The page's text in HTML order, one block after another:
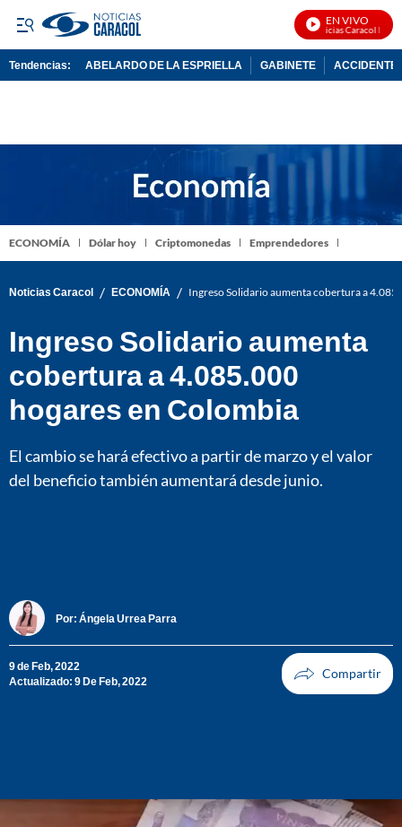
EN VIVO
Noticias Caracol En
Tendencias: ABELARDO DE LA ESPRIELLA GABINETE ACCIDENTE
ECONOMÍA Dólar hoy Criptomonedas Emprendedores
Noticias Caracol / ECONOMÍA / Ingreso Solidario aumenta cobertura a
Ingreso Solidario aumenta
cobertura a 4.085.000
hogares en Colombia
El cambio se hará efectivo a partir de marzo y el valor
del beneficio también aumentará desde junio.
Por: Ángela Urrea Parra
9 de Feb, 2022
Actualizado: 9 De Feb, 2022